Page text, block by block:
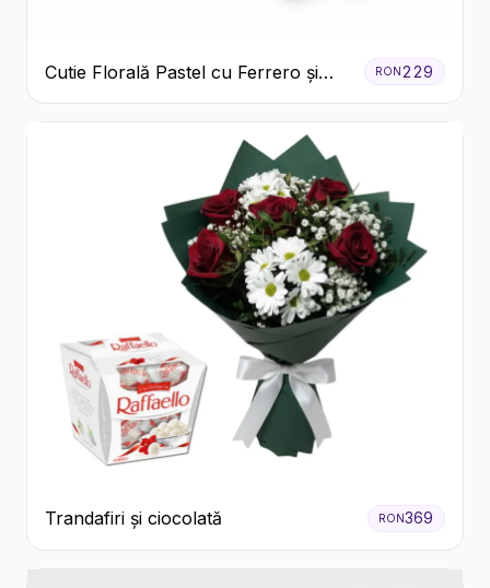
Cutie Florală Pastel cu Ferrero și
Raffaello
RON 229
Trandafiri și ciocolată RON369